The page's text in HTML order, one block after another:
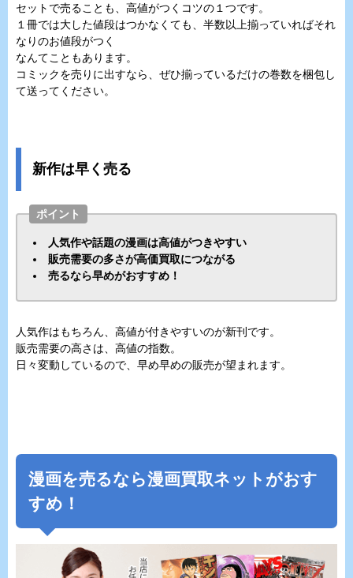
セットで売ることも、高値がつくコツの１つです。
１冊では大した値段はつかなくても、半数以上揃っていればそれ
なりのお値段がつく
なんてこともあります。
コミックを売りに出すなら、ぜひ揃っているだけの巻数を梱包し
て送ってください。
新作は早く売る
ポイント
人気作や話題の漫画は高値がつきやすい
販売需要の多さが高価買取につながる
売るなら早めがおすすめ！
人気作はもちろん、高値が付きやすいのが新刊です。
販売需要の高さは、高値の指数。
日々変動しているので、早め早めの販売が望まれます。
漫画を売るなら漫画買取ネットがおす
すめ！